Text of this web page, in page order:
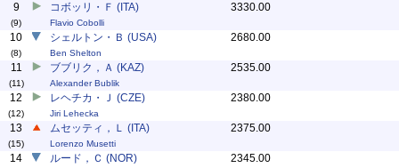
9
(9)
コボッリ・Ｆ (ITA)
Flavio Cobolli
3330.00
10
(8)
シェルトン・Ｂ (USA)
Ben Shelton
2680.00
11
(11)
ブブリク，Ａ (KAZ)
Alexander Bublik
2535.00
12
(12)
レヘチカ・Ｊ (CZE)
Jiri Lehecka
2380.00
13
(15)
ムセッティ，Ｌ (ITA)
Lorenzo Musetti
2375.00
14 ルード，Ｃ (NOR) 2345.00